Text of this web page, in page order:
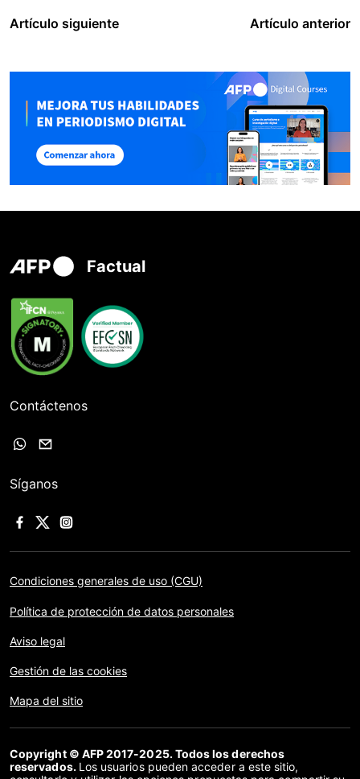
Artículo siguiente Artículo anterior
Factual
Contáctenos
Síganos
Condiciones generales de uso (CGU)
Política de protección de datos personales
Aviso legal
Gestión de las cookies
Mapa del sitio
Copyright © AFP 2017-2025. Todos los derechos
reservados. Los usuarios pueden acceder a este sitio,